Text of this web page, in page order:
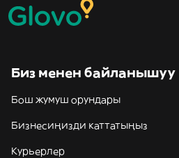
Биз менен байланышуу
Бош жумуш орундары
Бизнесиңизди каттатыңыз
Курьерлер